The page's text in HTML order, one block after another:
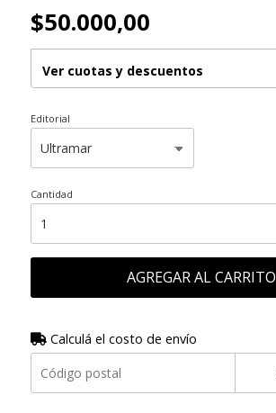
$50.000,00
Ver cuotas y descuentos
Editorial
Cantidad
AGREGAR AL CARRITO
Calculá el costo de envío